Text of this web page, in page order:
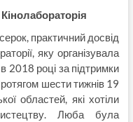
практичний досвід
яку організувала
2018 році за підтримки
шести тижнів 19
областей, які хотіли
Люба була